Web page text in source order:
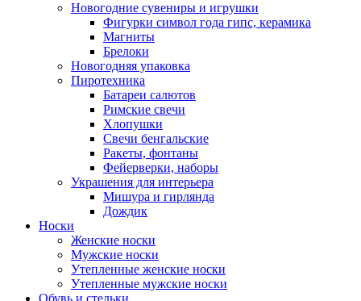
Новогодние сувениры и игрушки
Фигурки символ года гипс, керамика
Магниты
Брелоки
Новогодняя упаковка
Пиротехника
Батареи салютов
Римские свечи
Хлопушки
Свечи бенгальские
Ракеты, фонтаны
Фейерверки, наборы
Украшения для интерьера
Мишура и гирлянда
Дождик
Носки
Женские носки
Мужские носки
Утепленные женские носки
Утепленные мужские носки